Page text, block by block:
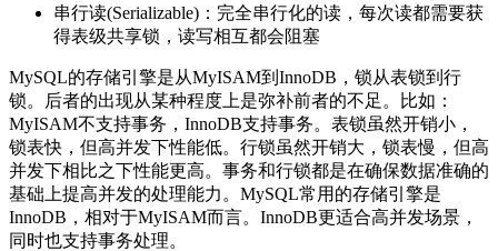
串行读(Serializable)：完全串行化的读，每次读都需要获
得表级共享锁，读写相互都会阻塞
MySQL的存储引擎是从MyISAM到InnoDB，锁从表锁到行
锁。后者的出现从某种程度上是弥补前者的不足。比如：
MyISAM不支持事务，InnoDB支持事务。表锁虽然开销小，
锁表快，但高并发下性能低。行锁虽然开销大，锁表慢，但高
并发下相比之下性能更高。事务和行锁都是在确保数据准确的
基础上提高并发的处理能力。MySQL常用的存储引擎是
InnoDB，相对于MyISAM而言。InnoDB更适合高并发场景，
同时也支持事务处理。